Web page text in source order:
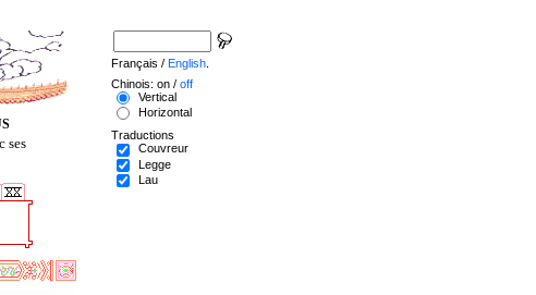
ses
Français / English
Chinois: on / off
Vertical
Horizontal
Traductions
Couvreur
Legge
Lau